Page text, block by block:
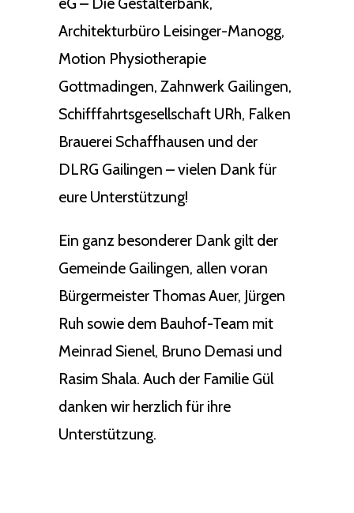
Architekturbüro Leisinger-Manogg,
Motion Physiotherapie
Gottmadingen, Zahnwerk Gailingen,
Schifffahrtsgesellschaft URh, Falken
Brauerei Schaffhausen und der
DLRG Gailingen – vielen Dank für
eure Unterstützung!
Ein ganz besonderer Dank gilt der
Gemeinde Gailingen, allen voran
Bürgermeister Thomas Auer, Jürgen
Ruh sowie dem Bauhof-Team mit
Meinrad Sienel, Bruno Demasi und
Rasim Shala. Auch der Familie Gül
danken wir herzlich für ihre
Unterstützung.